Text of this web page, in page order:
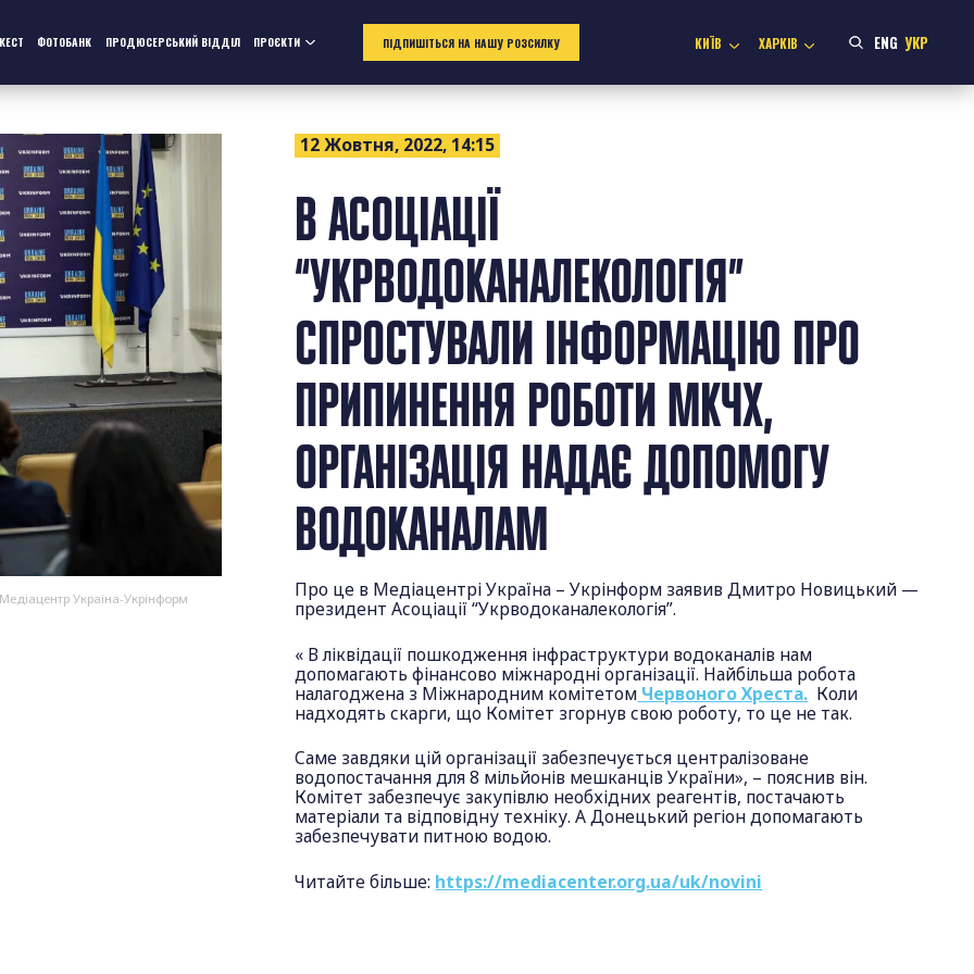
ФОТОБАНК ПРОДЮСЕРСЬКИЙ ВІДДІЛ ПРОЄКТИ ПІДПИШІТЬСЯ НА НАШУ РОЗСИЛКУ КИЇВ ХАРКІВ ENG УКР
Україна-Укрінформ
12 Жовтня, 2022, 14:15
В АСОЦІАЦІЇ
“УКРВОДОКАНАЛЕКОЛОГІЯ”
СПРОСТУВАЛИ ІНФОРМАЦІЮ ПРО
ПРИПИНЕННЯ РОБОТИ МКЧХ,
ОРГАНІЗАЦІЯ НАДАЄ ДОПОМОГУ
ВОДОКАНАЛАМ
Про це в Медіацентрі Україна – Укрінформ заявив Дмитро Новицький —
президент Асоціації “Укрводоканалекологія”.
« В ліквідації пошкодження інфраструктури водоканалів нам
допомагають фінансово міжнародні організації. Найбільша робота
налагоджена з Міжнародним комітетом Червоного Хреста. Коли
надходять скарги, що Комітет згорнув свою роботу, то це не так.
Саме завдяки цій організації забезпечується централізоване
водопостачання для 8 мільйонів мешканців України», – пояснив він.
Комітет забезпечує закупівлю необхідних реагентів, постачають
матеріали та відповідну техніку. А Донецький регіон допомагають
забезпечувати питною водою.
Читайте більше: https://mediacenter.org.ua/uk/novini